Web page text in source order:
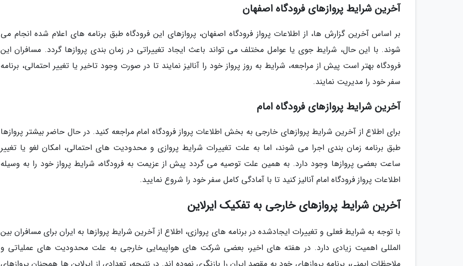
آخرین شرایط پروازهای فرودگاه اصفهان
بر اساس آخرین گزارش ها، از اطلاعات پرواز فرودگاه اصفهان، پروازهای این فرودگاه طبق برنامه های اعلام شده انجام می
شوند. با این حال، شرایط جوی یا عوامل مختلف می تواند باعث ایجاد تغییراتی در زمان بندی پروازها گردد. مسافران این
فرودگاه بهتر است پیش از مراجعه، شرایط به روز پرواز خود را آنالیز نمایند تا در صورت وجود تاخیر یا تغییر احتمالی، برنامه
سفر خود را مدیریت نمایند.
آخرین شرایط پروازهای فرودگاه امام
برای اطلاع از آخرین شرایط پروازهای خارجی به بخش اطلاعات پرواز فرودگاه امام مراجعه کنید. در حال حاضر بیشتر پروازها
طبق برنامه زمان بندی اجرا می شوند، اما به علت تغییرات شرایط پروازی و محدودیت های احتمالی، امکان لغو یا تغییر
ساعت بعضی پروازها وجود دارد. به همین علت توصیه می گردد پیش از عزیمت به فرودگاه، شرایط پرواز خود را به وسیله
اطلاعات پرواز فرودگاه امام آنالیز کنید تا با آمادگی کامل سفر خود را شروع نمایید.
آخرین شرایط پروازهای خارجی به تفکیک ایرلاین
با توجه به شرایط فعلی و تغییرات ایجادشده در برنامه های پروازی، اطلاع از آخرین شرایط پروازها به ایران برای مسافران بین
المللی اهمیت زیادی دارد. در هفته های اخیر، بعضی شرکت های هواپیمایی خارجی به علت محدودیت های عملیاتی و